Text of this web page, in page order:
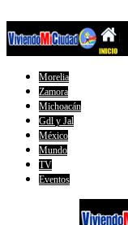
Morelia
Zamora
Michoacán
Gdl y Jal
México
Mundo
TV
Eventos